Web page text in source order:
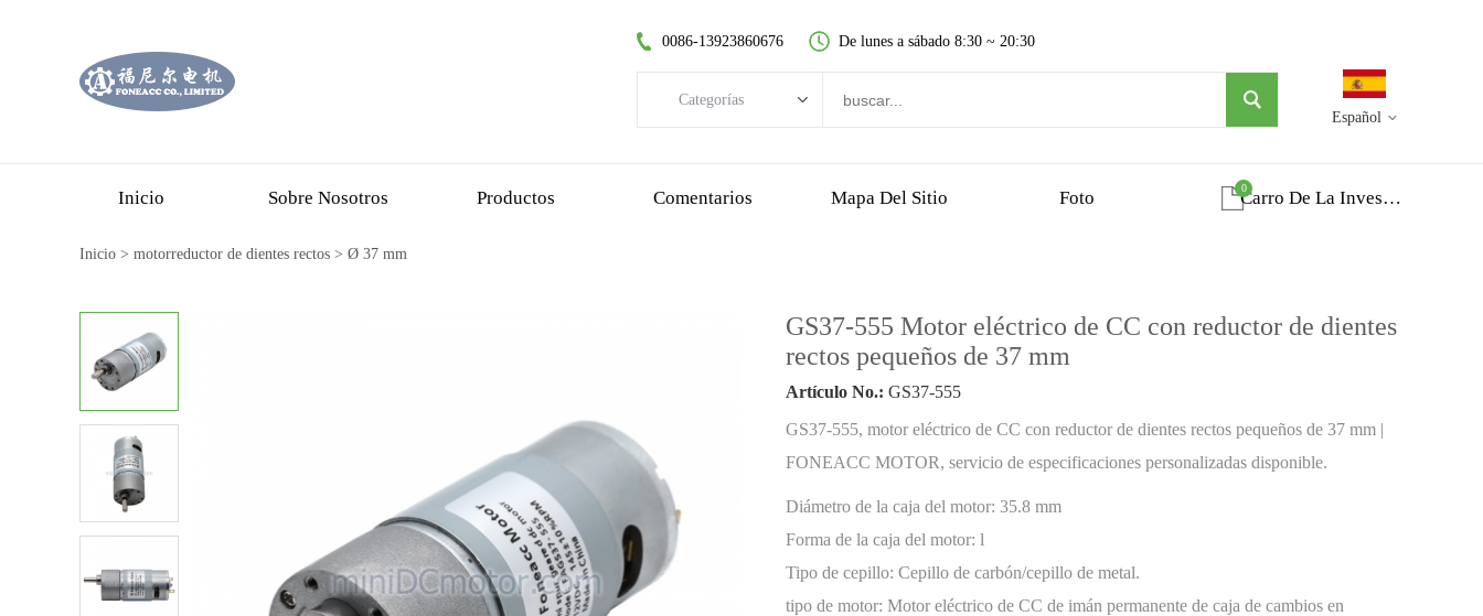
Español
0086-13923860676 De lunes a sábado 8:30 ~ 20:30
Categorías
motor sin escobillas sin núcleo
motorreductor de gusano
codificador
Inicio Sobre Nosotros Productos Comentarios Mapa Del Sitio Foto Carro De La Investigacion
0
Inicio > motorreductor de dientes rectos > Ø 37 mm
GS37-555 Motor eléctrico de CC con reductor de dientes
rectos pequeños de 37 mm
Artículo No.: GS37-555
GS37-555, motor eléctrico de CC con reductor de dientes rectos pequeños de 37 mm |
FONEACC MOTOR, servicio de especificaciones personalizadas disponible.
Diámetro de la caja del motor: 35.8 mm
Forma de la caja del motor: l
Tipo de cepillo: Cepillo de carbón/cepillo de metal.
tipo de motor: Motor eléctrico de CC de imán permanente de caja de cambios en